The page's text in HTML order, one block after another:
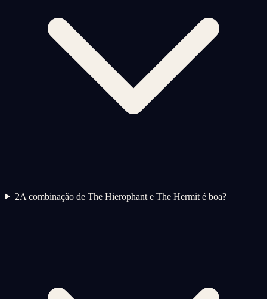
2A combinação de The Hierophant e The Hermit é boa?